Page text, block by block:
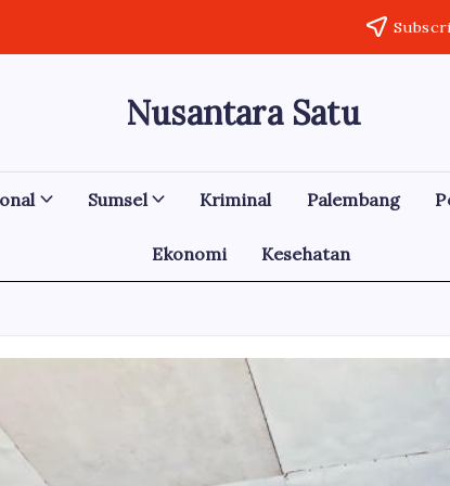
Nusantara Satu
Berita
Sumsel Kriminal Palembang
Ekonomi Kesehatan